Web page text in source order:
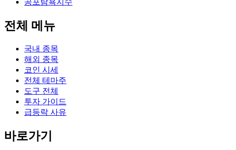
전체 메뉴
국내 종목
해외 종목
코인 시세
전체 테마주
도구 전체
투자 가이드
급등락 사유
바로가기